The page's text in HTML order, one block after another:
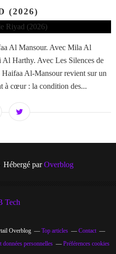
(2026)
Al Mansour. Avec Mila Al
Harthy. Avec Les Silences de
Al-Mansour revient sur un
à cœur : la condition des...
parOverblog
Tech
Overblog Top articles
Contact
données personnelles Préférences cookies